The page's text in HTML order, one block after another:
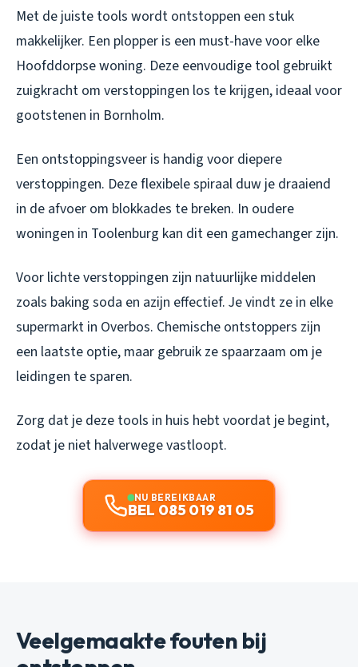
Met de juiste tools wordt ontstoppen een stuk
makkelijker. Een plopper is een must-have voor elke
Hoofddorpse woning. Deze eenvoudige tool gebruikt
zuigkracht om verstoppingen los te krijgen, ideaal voor
gootstenen in Bornholm.
Een ontstoppingsveer is handig voor diepere
verstoppingen. Deze flexibele spiraal duw je draaiend
in de afvoer om blokkades te breken. In oudere
woningen in Toolenburg kan dit een gamechanger zijn.
Voor lichte verstoppingen zijn natuurlijke middelen
zoals baking soda en azijn effectief. Je vindt ze in elke
supermarkt in Overbos. Chemische ontstoppers zijn
een laatste optie, maar gebruik ze spaarzaam om je
leidingen te sparen.
Zorg dat je deze tools in huis hebt voordat je begint,
zodat je niet halverwege vastloopt.
NU BEREIKBAAR
BEL 085 019 81 05
Veelgemaakte fouten bij